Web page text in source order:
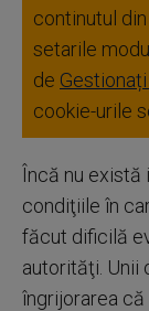
continutul
setarile
de
cookie-urile
Încă nu
condiţiile în
făcut dificilă
autorităţi. Unii
îngrijorarea